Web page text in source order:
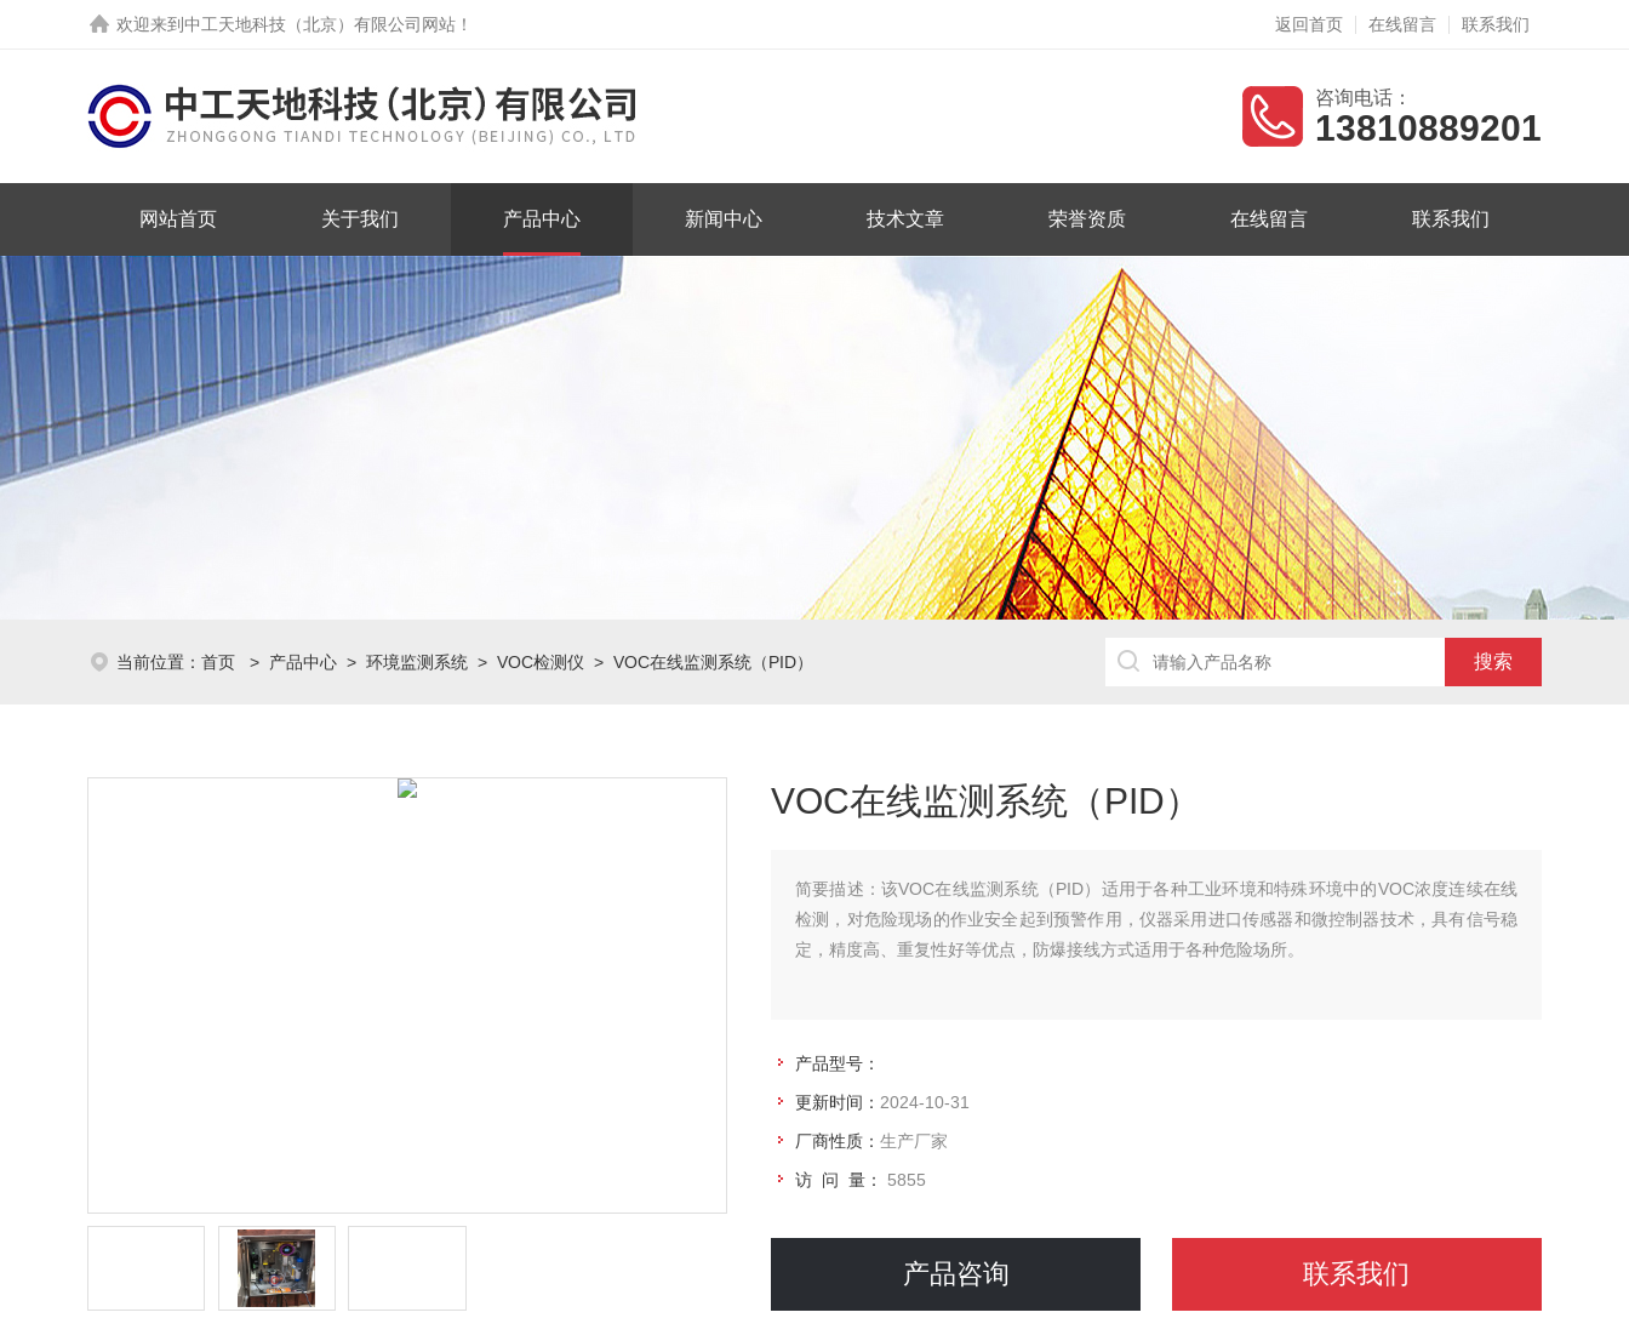
欢迎来到中工天地科技（北京）有限公司网站！ 返回首页 在线留言 联系我们
咨询电话：
13810889201
网站首页 关于我们 产品中心 新闻中心 技术文章 荣誉资质 在线留言 联系我们
当前位置： 首页 > 产品中心 > 环境监测系统 > VOC检测仪 > VOC在线监测系统（PID）
VOC在线监测系统（PID）
简要描述： 该VOC在线监测系统（PID）适用于各种工业环境和特殊环境中的VOC浓度连续在线
检测，对危险现场的作业安全起到预警作用，仪器采用进口传感器和微控制器技术，具有信号稳
定，精度高、重复性好等优点，防爆接线方式适用于各种危险场所。
产品型号：
更新时间： 2024-10-31
厂商性质： 生产厂家
访 问 量： 5855
产品咨询 联系我们